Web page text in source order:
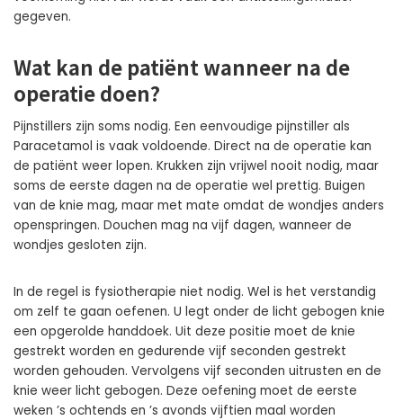
gegeven.
Wat kan de patiënt wanneer na de
operatie doen?
Pijnstillers zijn soms nodig. Een eenvoudige pijnstiller als
Paracetamol is vaak voldoende. Direct na de operatie kan
de patiënt weer lopen. Krukken zijn vrijwel nooit nodig, maar
soms de eerste dagen na de operatie wel prettig. Buigen
van de knie mag, maar met mate omdat de wondjes anders
openspringen. Douchen mag na vijf dagen, wanneer de
wondjes gesloten zijn.
In de regel is fysiotherapie niet nodig. Wel is het verstandig
om zelf te gaan oefenen. U legt onder de licht gebogen knie
een opgerolde handdoek. Uit deze positie moet de knie
gestrekt worden en gedurende vijf seconden gestrekt
worden gehouden. Vervolgens vijf seconden uitrusten en de
knie weer licht gebogen. Deze oefening moet de eerste
weken ’s ochtends en ’s avonds vijftien maal worden